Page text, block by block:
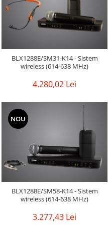
BLX1288E/SM31-K14 - Sistem
wireless (614-638 MHz)
4.280,02 Lei
NOU
BLX1288E/SM58-K14 - Sistem
wireless (614-638 MHz)
3.277,43 Lei